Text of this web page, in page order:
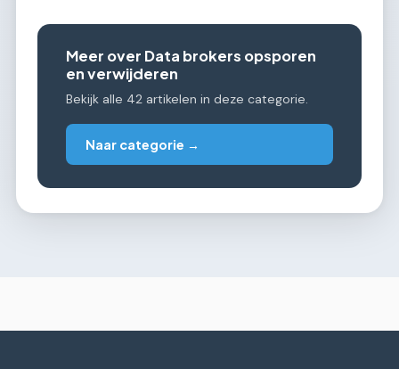
Meer over Data brokers opsporen
en verwijderen
Bekijk alle 42 artikelen in deze categorie.
Naar categorie →